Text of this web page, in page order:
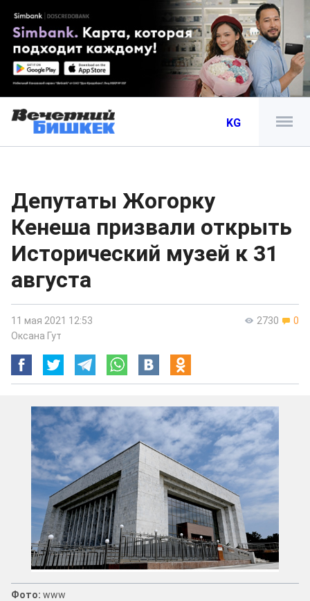
KG
Депутаты Жогорку
Кенеша призвали открыть
Исторический музей к 31
августа
2730 0
11 мая 2021 12:53
Оксана Гут
Фото: www